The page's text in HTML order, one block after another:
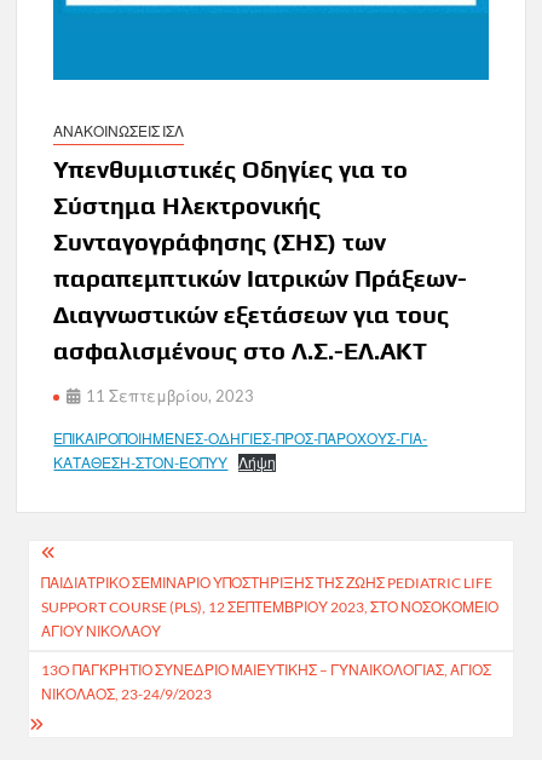
ΑΝΑΚΟΙΝΩΣΕΙΣ ΙΣΛ
Υπενθυμιστικές Οδηγίες για το
Σύστημα Ηλεκτρονικής
Συνταγογράφησης (ΣΗΣ) των
παραπεμπτικών Ιατρικών Πράξεων-
Διαγνωστικών εξετάσεων για τους
ασφαλισμένους στο Λ.Σ.-ΕΛ.ΑΚΤ
11 Σεπτεμβρίου, 2023
ΕΠΙΚΑΙΡΟΠΟΙΗΜΕΝΕΣ-ΟΔΗΓΙΕΣ-ΠΡΟΣ-ΠΑΡΟΧΟΥΣ-ΓΙΑ-
ΚΑΤΑΘΕΣΗ-ΣΤΟΝ-ΕΟΠΥΥ
Λήψη
Πλοήγηση
άρθρων
ΠΑΙΔΙΑΤΡΙΚΌ ΣΕΜΙΝΆΡΙΟ ΥΠΟΣΤΉΡΙΞΗΣ ΤΗΣ ΖΩΉΣ PEDIATRIC LIFE
SUPPORT COURSE (PLS), 12 ΣΕΠΤΕΜΒΡΊΟΥ 2023, ΣΤΟ ΝΟΣΟΚΟΜΕΊΟ
ΑΓΊΟΥ ΝΙΚΟΛΆΟΥ
13O ΠΑΓΚΡΉΤΙΟ ΣΥΝΈΔΡΙΟ ΜΑΙΕΥΤΙΚΉΣ – ΓΥΝΑΙΚΟΛΟΓΊΑΣ, ΆΓΙΟΣ
ΝΙΚΌΛΑΟΣ, 23-24/9/2023